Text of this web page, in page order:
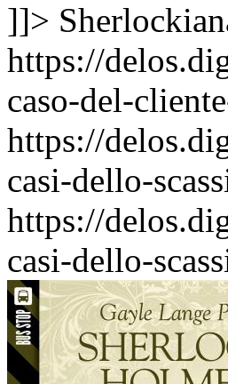
]]>
https://
caso-del-
https://
casi-dello-
https://
casi-dello-